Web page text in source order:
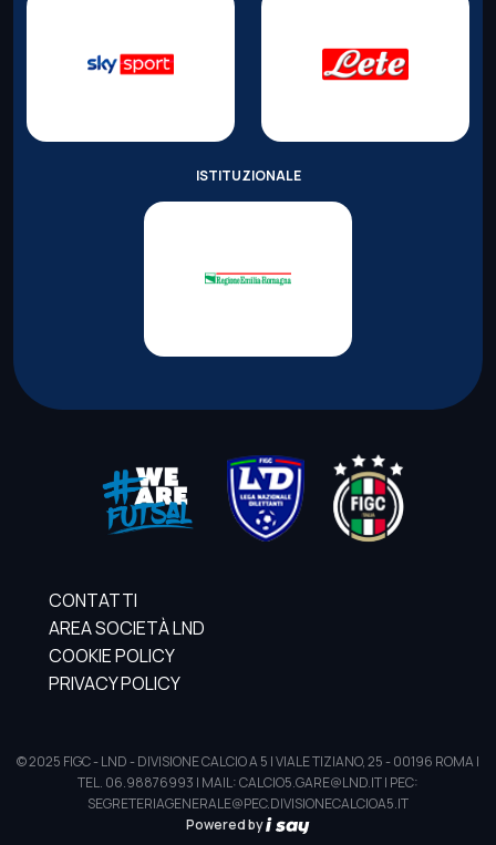
ISTITUZIONALE
CONTATTI
AREA SOCIETÀ LND
COOKIE POLICY
PRIVACY POLICY
© 2025 FIGC - LND - DIVISIONE CALCIO A 5 | VIALE TIZIANO, 25 - 00196 ROMA |
TEL. 06.98876993 | MAIL: CALCIO5.GARE@LND.IT | PEC:
SEGRETERIAGENERALE@PEC.DIVISIONECALCIOA5.IT
Powered by